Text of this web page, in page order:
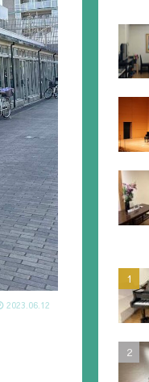
2023.06.12